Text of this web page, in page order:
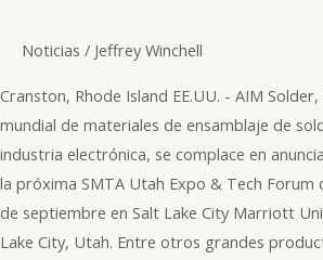
Noticias / Jeffrey Winchell
Cranston, Rhode Island EE.UU. - AIM
mundial de materiales de ensamblaje de
industria electrónica, se complace en
la próxima SMTA Utah Expo & Tech Forum
de septiembre en Salt Lake City Marriott
Lake City, Utah. Entre otros grandes
NC259FPA
Clean
en
la
feria
SMTA
Utah